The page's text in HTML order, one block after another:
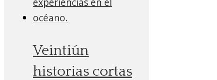
Veintiún
historias cortas